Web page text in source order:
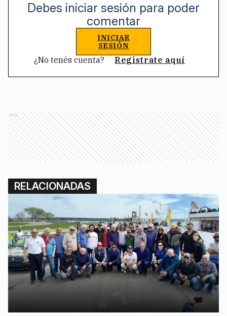
Debes iniciar sesión para poder
comentar
INICIAR
SESIÓN
¿No tenés cuenta? Registrate aquí
Ads
RELACIONADAS